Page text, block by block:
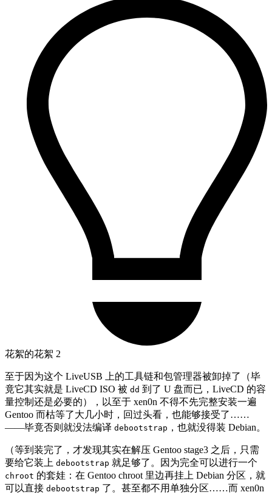
花絮的花絮 2
至于因为这个 LiveUSB 上的工具链和包管理器被卸掉了（毕
竟它其实就是 LiveCD ISO 被 dd 到了 U 盘而已，LiveCD 的容
量控制还是必要的），以至于 xen0n 不得不先完整安装一遍
Gentoo 而枯等了大几小时，回过头看，也能够接受了……
——毕竟否则就没法编译 debootstrap ，也就没得装 Debian。
（等到装完了，才发现其实在解压 Gentoo stage3 之后，只需
要给它装上 debootstrap 就足够了。因为完全可以进行一个
chroot 的套娃：在 Gentoo chroot 里边再挂上 Debian 分区，就
可以直接 debootstrap 了。甚至都不用单独分区……而 xen0n